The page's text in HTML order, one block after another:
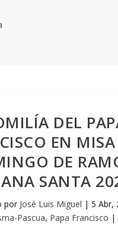
DEL
EN
DE
SANTA
por José Luis Miguel | 5 Abr,
Pascua, Papa Francisco |